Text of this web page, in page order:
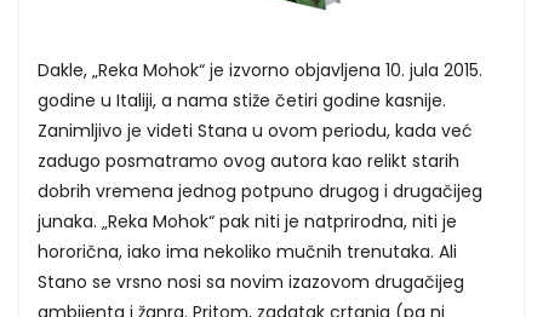
Dakle, „Reka Mohok“ je izvorno objavljena 10. jula 2015.
godine u Italiji, a nama stiže četiri godine kasnije.
Zanimljivo je videti Stana u ovom periodu, kada već
zadugo posmatramo ovog autora kao relikt starih
dobrih vremena jednog potpuno drugog i drugačijeg
junaka. „Reka Mohok“ pak niti je natprirodna, niti je
hororična, iako ima nekoliko mučnih trenutaka. Ali
Stano se vrsno nosi sa novim izazovom drugačijeg
ambijenta i žanra. Pritom, zadatak crtanja (pa ni